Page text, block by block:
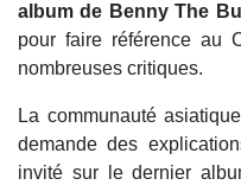
album de Benny The
pour faire référence au
nombreuses critiques.
La communauté
demande des
invité sur le dernier